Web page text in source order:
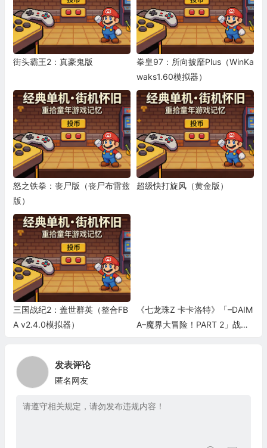
街头霸王2：真豪鬼版
拳皇97：所向披靡Plus（WinKa
waks1.60模拟器）
怒之铁拳：丧尸版（丧尸布雷兹
版）
超级快打旋风（黄金版）
三国战纪2：盖世群英（整合FB
A v2.4.0模拟器）
《七龙珠Z 卡卡洛特》「–DAIM
A–魔界大冒险！PART 2」战斗
发表评论
匿名网友